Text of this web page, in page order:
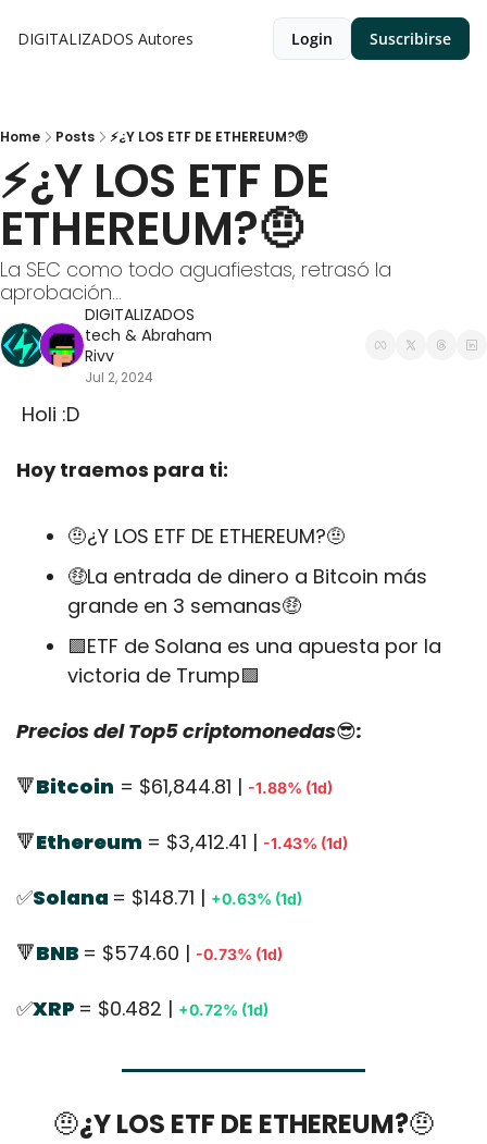
DIGITALIZADOS Autores Login Suscribirse
Home Posts ⚡¿Y LOS ETF DE ETHEREUM?🤨
⚡¿Y LOS ETF DE
ETHEREUM?🤨
La SEC como todo aguafiestas, retrasó la
aprobación...
DIGITALIZADOS
tech & Abraham
Rivv
Jul 2, 2024
Holi :D
Hoy traemos para ti:
🤨¿Y LOS ETF DE ETHEREUM?🤨
🤑La entrada de dinero a Bitcoin más
grande en 3 semanas🤑
🟪ETF de Solana es una apuesta por la
victoria de Trump🟪
Precios del Top5 criptomonedas😎:
🔻Bitcoin = $61,844.81 | -1.88% (1d)
🔻Ethereum = $3,412.41 | -1.43% (1d)
✅Solana = $148.71 | +0.63% (1d)
🔻BNB = $574.60 | -0.73% (1d)
✅XRP = $0.482 | +0.72% (1d)
🤨¿Y LOS ETF DE ETHEREUM?🤨